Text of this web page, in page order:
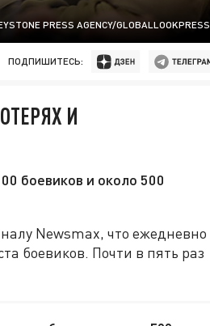
PRESS AGENCY/GLOBALLOOKPRESS
ПОДПИШИТЕСЬ:
И
боевиков и около 500
Newsmax, что ежедневно
боевиков. Почти в пять раз